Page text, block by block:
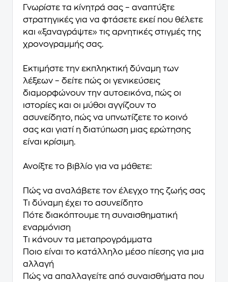
Γνωρίστε τα κίνητρά σας – αναπτύξτε
στρατηγικές για να φτάσετε εκεί που θέλετε
και «ξαναγράψτε» τις αρνητικές στιγμές της
χρονογραμμής σας.
Εκτιμήστε την εκπληκτική δύναμη των
λέξεων – δείτε πώς οι γενικεύσεις
διαμορφώνουν την αυτοεικόνα, πώς οι
ιστορίες και οι μύθοι αγγίζουν το
ασυνείδητο, πώς να υπνωτίζετε το κοινό
σας και γιατί η διατύπωση μιας ερώτησης
είναι κρίσιμη.
Ανοίξτε το βιβλίο για να μάθετε:
Πώς να αναλάβετε τον έλεγχο της ζωής σας
Τι δύναμη έχει το ασυνείδητο
Πότε διακόπτουμε τη συναισθηματική
εναρμόνιση
Τι κάνουν τα μεταπρογράμματα
Ποιο είναι το κατάλληλο μέσο πίεσης για μια
αλλαγή
Πώς να απαλλαγείτε από συναισθήματα που